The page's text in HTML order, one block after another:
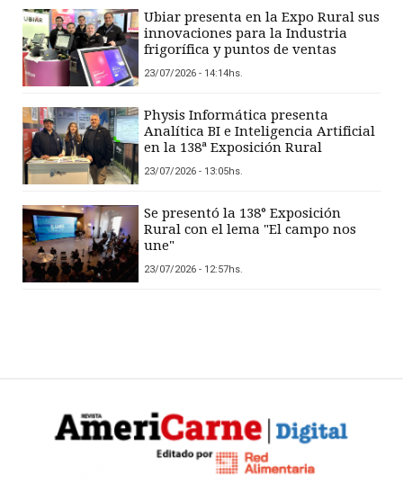
Ubiar presenta en la Expo Rural sus
innovaciones para la Industria
frigorífica y puntos de ventas
23/07/2026 - 14:14hs.
Physis Informática presenta
Analítica BI e Inteligencia Artificial
en la 138ª Exposición Rural
23/07/2026 - 13:05hs.
Se presentó la 138° Exposición
Rural con el lema "El campo nos
une"
23/07/2026 - 12:57hs.